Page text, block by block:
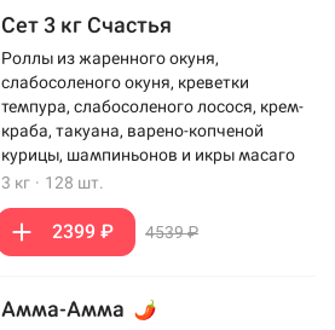
Сет 3 кг Счастья
Роллы из жаренного окуня,
слабосоленого окуня, креветки
темпура, слабосоленого лосося, крем-
краба, такуана, варено-копченой
курицы, шампиньонов и икры масаго
3 кг · 128 шт.
2399 ₽ 4539 ₽
Амма-Амма